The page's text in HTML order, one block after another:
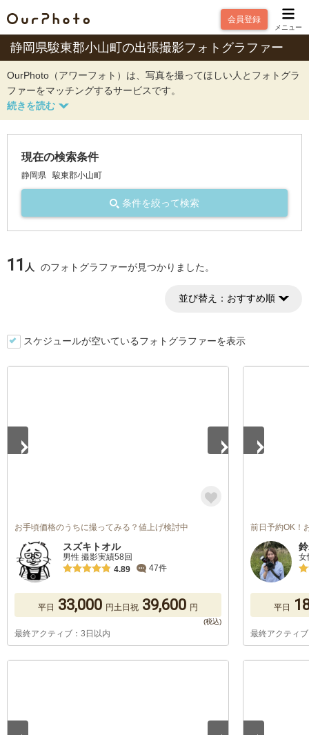
会員登録
メニュー
静岡県駿東郡小山町の出張撮影フォトグラファー
OurPhoto（アワーフォト）は、写真を撮ってほしい人とフォトグラ
ファーをマッチングするサービスです。
現在の検索条件
静岡県 駿東郡小山町
条件を絞って検索
11 人 のフォトグラファーが見つかりました。
並び替え： おすすめ順
スケジュールが空いているフォトグラファーを表示
お手頃価格のうちに撮ってみる？値上げ検討中
スズキトオル
男性 撮影実績58回
4.89
47件
平日 33,000 円土日祝 39,600 円
最終アクティブ：3日以内
前日予約OK！
女
平日
最終アクティ